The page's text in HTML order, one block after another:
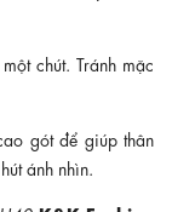
chút. Tránh mặc
gót để giúp thân
ánh nhìn.